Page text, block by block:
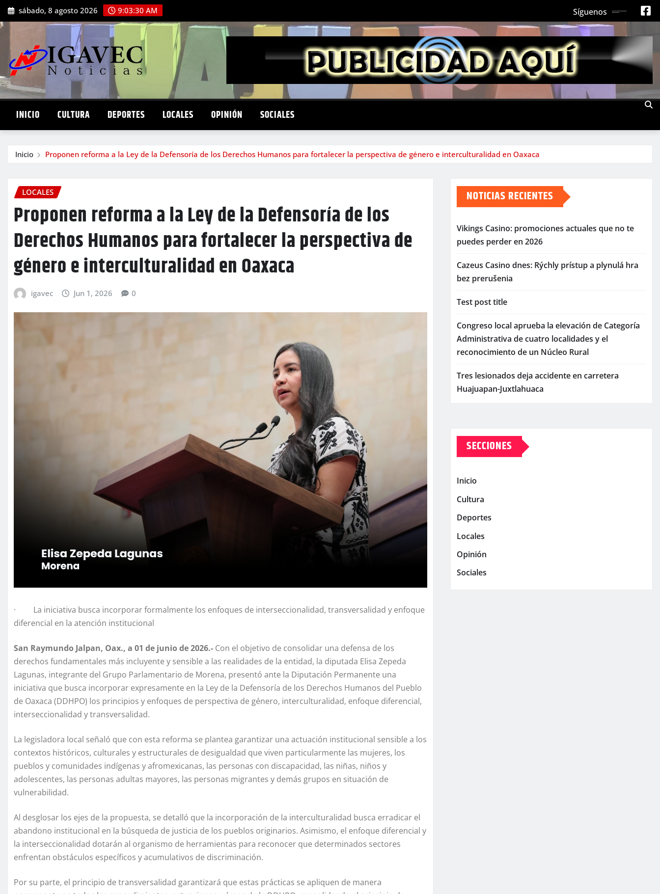
Saltar
al
contenido
sábado, 8 agosto 2026 9:03:31 AM Síguenos
INICIO CULTURA DEPORTES LOCALES OPINIÓN SOCIALES
Inicio Proponen reforma a la Ley de la Defensoría de los Derechos Humanos para fortalecer la perspectiva de género e interculturalidad en Oaxaca
LOCALES
Proponen reforma a la Ley de la Defensoría de los
Derechos Humanos para fortalecer la perspectiva de
género e interculturalidad en Oaxaca
igavec Jun 1, 2026 0
· La iniciativa busca incorporar formalmente los enfoques de interseccionalidad, transversalidad y enfoque
diferencial en la atención institucional
San Raymundo Jalpan, Oax., a 01 de junio de 2026.- Con el objetivo de consolidar una defensa de los
derechos fundamentales más incluyente y sensible a las realidades de la entidad, la diputada Elisa Zepeda
Lagunas, integrante del Grupo Parlamentario de Morena, presentó ante la Diputación Permanente una
iniciativa que busca incorporar expresamente en la Ley de la Defensoría de los Derechos Humanos del Pueblo
de Oaxaca (DDHPO) los principios y enfoques de perspectiva de género, interculturalidad, enfoque diferencial,
interseccionalidad y transversalidad.
La legisladora local señaló que con esta reforma se plantea garantizar una actuación institucional sensible a los
contextos históricos, culturales y estructurales de desigualdad que viven particularmente las mujeres, los
pueblos y comunidades indígenas y afromexicanas, las personas con discapacidad, las niñas, niños y
adolescentes, las personas adultas mayores, las personas migrantes y demás grupos en situación de
vulnerabilidad.
Al desglosar los ejes de la propuesta, se detalló que la incorporación de la interculturalidad busca erradicar el
abandono institucional en la búsqueda de justicia de los pueblos originarios. Asimismo, el enfoque diferencial y
la interseccionalidad dotarán al organismo de herramientas para reconocer que determinados sectores
enfrentan obstáculos específicos y acumulativos de discriminación.
Por su parte, el principio de transversalidad garantizará que estas prácticas se apliquen de manera
NOTICIAS RECIENTES
Vikings Casino: promociones actuales que no te
puedes perder en 2026
Cazeus Casino dnes: Rýchly prístup a plynulá hra
bez prerušenia
Test post title
Congreso local aprueba la elevación de Categoría
Administrativa de cuatro localidades y el
reconocimiento de un Núcleo Rural
Tres lesionados deja accidente en carretera
Huajuapan-Juxtlahuaca
SECCIONES
Inicio
Cultura
Deportes
Locales
Opinión
Sociales